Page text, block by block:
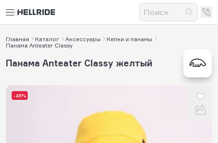
Главная Каталог Аксессуары
Кепки и панамы
Панама Anteater Classy
-45%
Панама Anteater Classy желтый